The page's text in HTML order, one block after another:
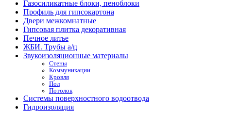
Газосиликатные блоки, пеноблоки
Профиль для гипсокартона
Двери межкомнатные
Гипсовая плитка декоративная
Печное литье
ЖБИ. Трубы а/ц
Звукоизоляционные материалы
Стены
Коммуникации
Кровля
Пол
Потолок
Системы поверхностного водоотвода
Гидроизоляция